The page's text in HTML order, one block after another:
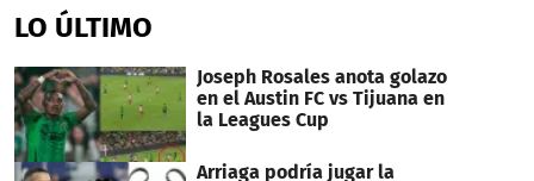
of
44
LO ÚLTIMO
Joseph Rosales anota golazo
en el Austin FC vs Tijuana en
la Leagues Cup
Arriaga podría jugar la